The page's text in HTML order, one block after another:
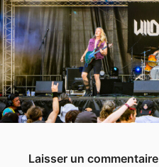
Laisser un commentaire